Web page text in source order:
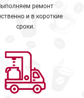
ремонт
и в короткие
сроки.